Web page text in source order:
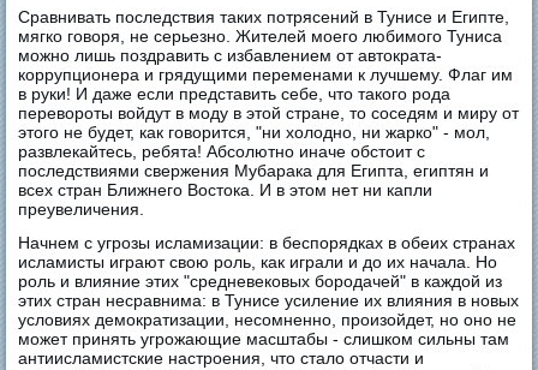
Сравнивать последствия таких потрясений в Тунисе и Египте,
мягко говоря, не серьезно. Жителей моего любимого Туниса
можно лишь поздравить с избавлением от автократа-
коррупционера и грядущими переменами к лучшему. Флаг им
в руки! И даже если представить себе, что такого рода
перевороты войдут в моду в этой стране, то соседям и миру от
этого не будет, как говорится, "ни холодно, ни жарко" - мол,
развлекайтесь, ребята! Абсолютно иначе обстоит с
последствиями свержения Мубарака для Египта, египтян и
всех стран Ближнего Востока. И в этом нет ни капли
преувеличения.
Начнем с угрозы исламизации: в беспорядках в обеих странах
исламисты играют свою роль, как играли и до их начала. Но
роль и влияние этих "средневековых бородачей" в каждой из
этих стран несравнима: в Тунисе усиление их влияния в новых
условиях демократизации, несомненно, произойдет, но оно не
может принять угрожающие масштабы - слишком сильны там
антиисламистские настроения, что стало отчасти и